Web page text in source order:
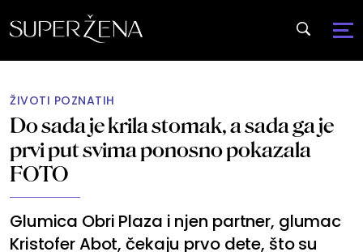
ŽIVOTI POZNATIH
Do sada je krila stomak, a sada ga je
prvi put svima ponosno pokazala
FOTO
Glumica Obri Plaza i njen partner, glumac
Kristofer Abot, čekaju prvo dete, što su